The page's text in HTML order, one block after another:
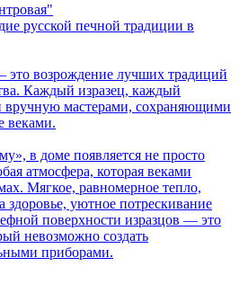
русской печной традиции в
возрождение лучших традиций
Каждый изразец, каждый
вручную мастерами, сохраняющими
веками.
в доме появляется не просто
атмосфера, которая веками
Мягкое, равномерное тепло,
уютное потрескивание
поверхности изразцов — это
невозможно создать
приборами.